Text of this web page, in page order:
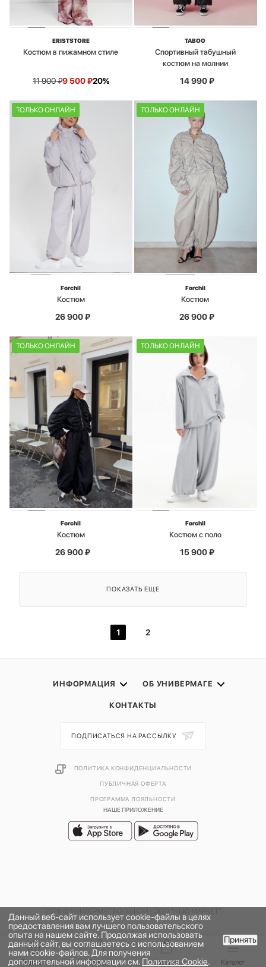
ERISTSTORE
Костюм в пижамном стиле
11 900₽9 500₽20%
TABOO
Спортивный табушный
костюм на молнии
14 990₽
ТОЛЬКО ОНЛАЙН
Forchil
Костюм
26 900₽
ТОЛЬКО ОНЛАЙН
Forchil
Костюм
26 900₽
ТОЛЬКО ОНЛАЙН
Forchil
Костюм
26 900₽
ТОЛЬКО ОНЛАЙН
Forchil
Костюм с поло
15 900₽
ПОКАЗАТЬ ЕЩЕ
1 2
ИНФОРМАЦИЯ ОБ УНИВЕРМАГЕ
КОНТАКТЫ
НАШЕ ПРИЛОЖЕНИЕ
ПОДПИСАТЬСЯ НА РАССЫЛКУ
ПОЛИТИКА КОНФИДЕНЦИАЛЬНОСТИ
ПУБЛИЧНАЯ ОФЕРТА
ПРОГРАММА ЛОЯЛЬНОСТИ
Данный веб-сайт использует cookie-файлы в целях
предоставления вам лучшего пользовательского
опыта на нашем сайте. Продолжая использовать
данный сайт, вы соглашаетесь с использованием
нами cookie-файлов. Для получения
дополнительной информации см. Политика Cookie.
Принять
Главная Бренды Корзина Каталог